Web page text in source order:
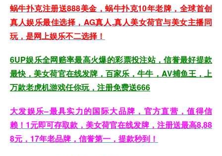
蜗牛扑克注册送888美金，蜗牛扑克10年老牌，全球首创
真人娱乐最佳选择，AG真人,真人美女荷官与美女主播同
玩，是网上娱乐不二选择！
6UP娱乐全网赔率最高火爆的彩票投注站，信誉最好提款
最快，美女荷官在线发牌，百家乐，牛牛，AV捕鱼王，上
万款老虎机游戏任你玩，注册免费送666
大发娱乐–最具实力的国际大品牌，官方直营，值得信
赖！1元即可存取款，美女荷官在线发牌，注册送最高8,88
8元，17年老品牌，信誉第一，提款秒到！